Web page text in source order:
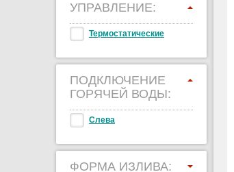
УПРАВЛЕНИЕ:
Термостатические
ПОДКЛЮЧЕНИЕ
ГОРЯЧЕЙ ВОДЫ:
Слева
ФОРМА ИЗЛИВА: